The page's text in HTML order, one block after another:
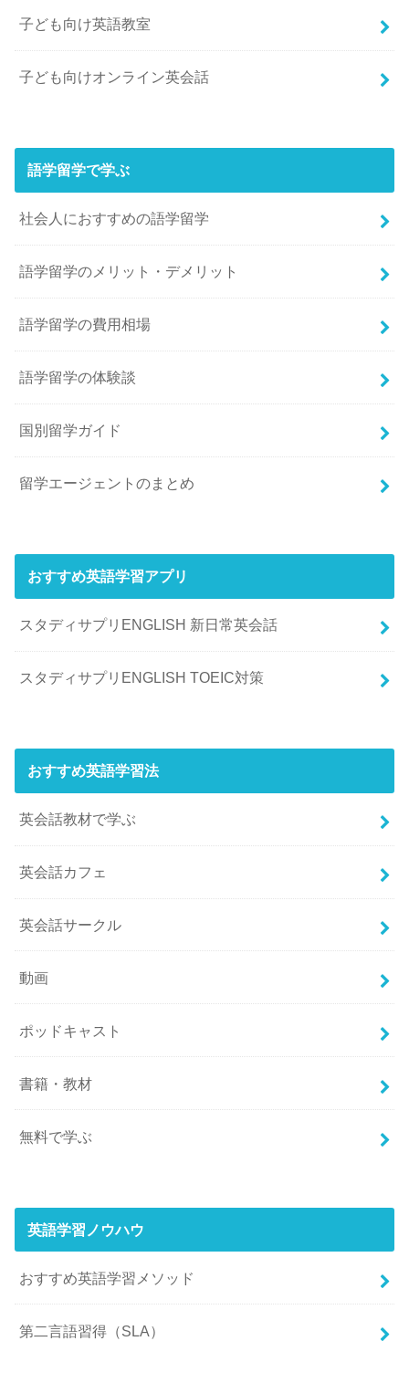
子ども向け英語教室
子ども向けオンライン英会話
語学留学で学ぶ
社会人におすすめの語学留学
語学留学のメリット・デメリット
語学留学の費用相場
語学留学の体験談
国別留学ガイド
留学エージェントのまとめ
おすすめ英語学習アプリ
スタディサプリENGLISH 新日常英会話
スタディサプリENGLISH TOEIC対策
おすすめ英語学習法
英会話教材で学ぶ
英会話カフェ
英会話サークル
動画
ポッドキャスト
書籍・教材
無料で学ぶ
英語学習ノウハウ
おすすめ英語学習メソッド
第二言語習得（SLA）